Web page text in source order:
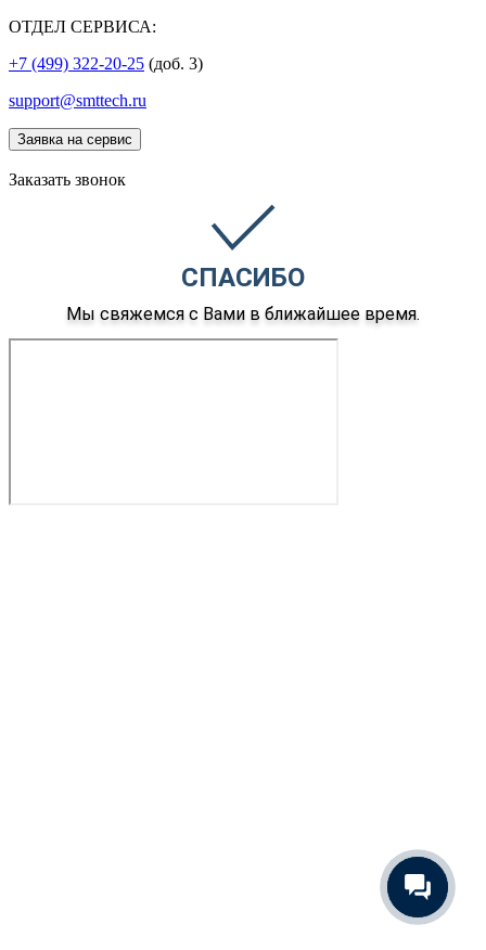
ОТДЕЛ СЕРВИСА:
+7 (499) 322-20-25 (доб. 3)
support@smttech.ru
Заявка на сервис
Заказать звонок
СПАСИБО
Мы свяжемся с Вами в ближайшее время.